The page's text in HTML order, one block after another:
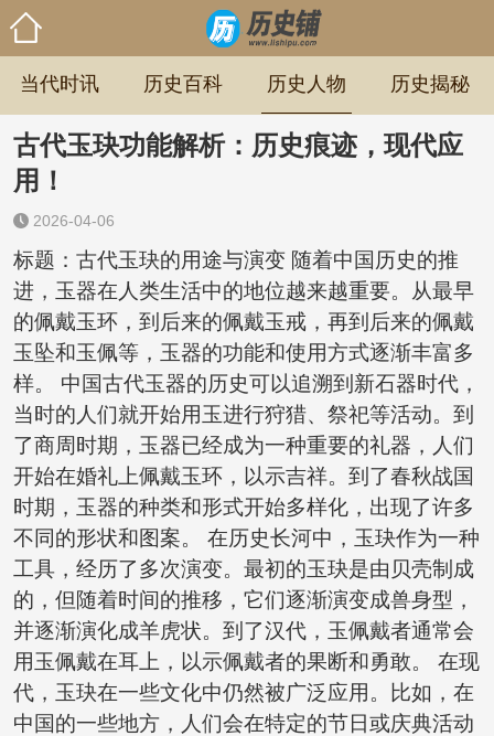
当代时讯 历史百科 历史人物 历史揭秘
古代玉玦功能解析：历史痕迹，现代应
用！
2026-04-06
标题：古代玉玦的用途与演变 随着中国历史的推
进，玉器在人类生活中的地位越来越重要。从最早
的佩戴玉环，到后来的佩戴玉戒，再到后来的佩戴
玉坠和玉佩等，玉器的功能和使用方式逐渐丰富多
样。 中国古代玉器的历史可以追溯到新石器时代，
当时的人们就开始用玉进行狩猎、祭祀等活动。到
了商周时期，玉器已经成为一种重要的礼器，人们
开始在婚礼上佩戴玉环，以示吉祥。到了春秋战国
时期，玉器的种类和形式开始多样化，出现了许多
不同的形状和图案。 在历史长河中，玉玦作为一种
工具，经历了多次演变。最初的玉玦是由贝壳制成
的，但随着时间的推移，它们逐渐演变成兽身型，
并逐渐演化成羊虎状。到了汉代，玉佩戴者通常会
用玉佩戴在耳上，以示佩戴者的果断和勇敢。 在现
代，玉玦在一些文化中仍然被广泛应用。比如，在
中国的一些地方，人们会在特定的节日或庆典活动